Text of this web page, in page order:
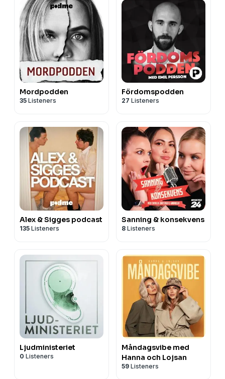
Mordpodden
35 Listeners
Fördomspodden
27 Listeners
Alex & Sigges podcast
135 Listeners
Sanning & konsekvens
8 Listeners
Ljudministeriet
0 Listeners
Måndagsvibe med
Hanna och Lojsan
59 Listeners